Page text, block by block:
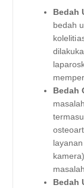
Bedah
bedah
Bedah
Bedah